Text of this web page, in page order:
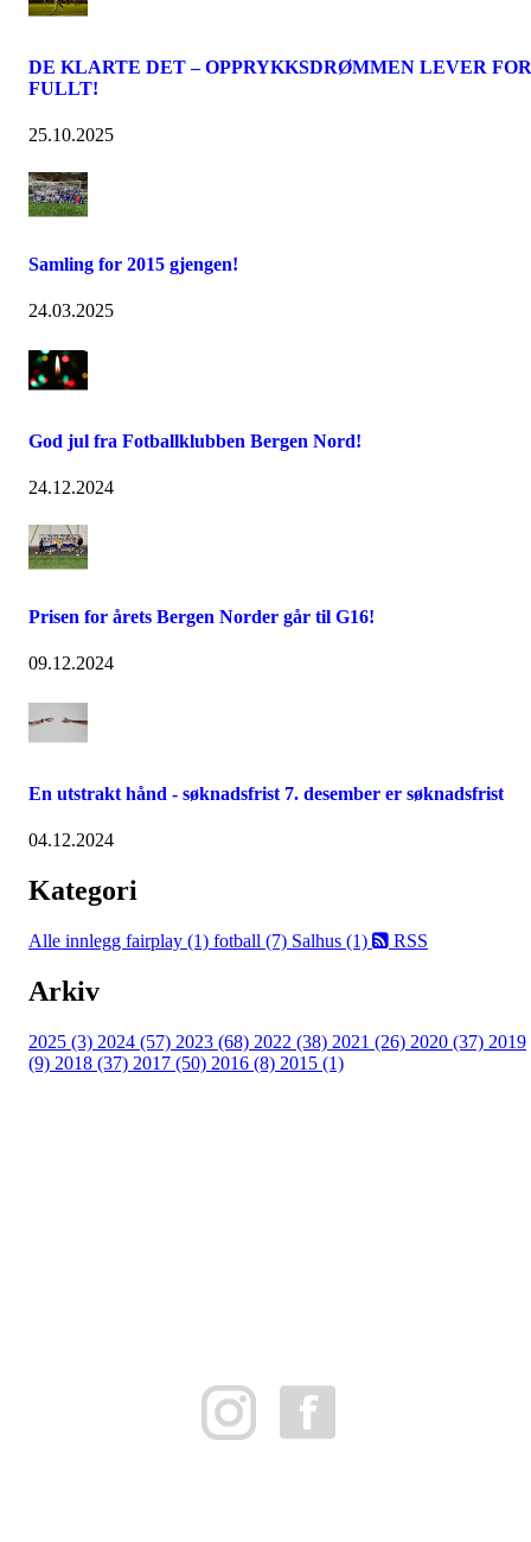
DE KLARTE DET – OPPRYKKSDRØMMEN LEVER FOR
FULLT!
25.10.2025
Samling for 2015 gjengen!
24.03.2025
God jul fra Fotballklubben Bergen Nord!
24.12.2024
Prisen for årets Bergen Norder går til G16!
09.12.2024
En utstrakt hånd - søknadsfrist 7. desember er søknadsfrist
04.12.2024
Kategori
Alle innlegg fairplay (1) fotball (7) Salhus (1) RSS
Arkiv
2025 (3) 2024 (57) 2023 (68) 2022 (38) 2021 (26) 2020 (37) 2019
(9) 2018 (37) 2017 (50) 2016 (8) 2015 (1)